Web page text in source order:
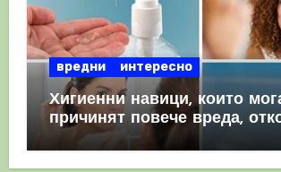
вредни интересно
Хигиенни навици, които
причинят повече вреда,
полза